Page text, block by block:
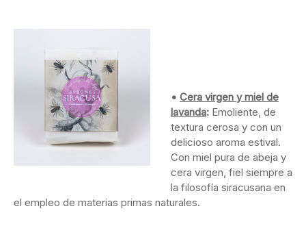
• Cera virgen y miel de
lavanda: Emoliente, de
textura cerosa y con un
delicioso aroma estival.
Con miel pura de abeja y
cera virgen, fiel siempre a
la filosofía siracusana en
el empleo de materias primas naturales.